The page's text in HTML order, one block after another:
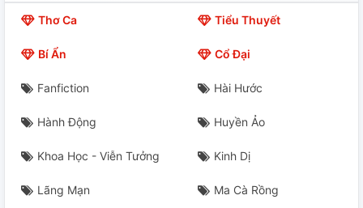
Thơ Ca Tiểu Thuyết
Bí Ẩn Cổ Đại
Fanfiction Hài Hước
Hành Động Huyền Ảo
Khoa Học - Viễn Tưởng Kinh Dị
Lãng Mạn Ma Cà Rồng